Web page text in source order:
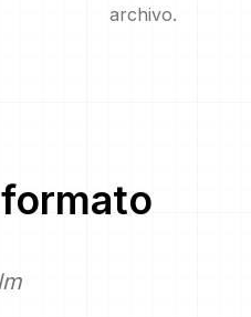
archivo.